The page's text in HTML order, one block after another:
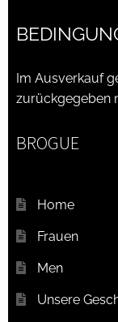
Im Ausverkauf
zurückgegeben
BROGUE
Home
Frauen
Men
Unsere